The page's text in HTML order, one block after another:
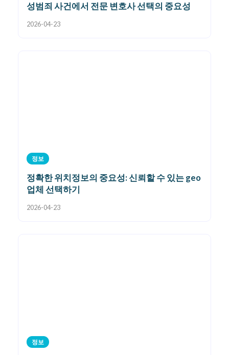
성범죄 사건에서 전문 변호사 선택의 중요성
2026-04-23
정보
정확한 위치정보의 중요성: 신뢰할 수 있는 geo
업체 선택하기
2026-04-23
정보